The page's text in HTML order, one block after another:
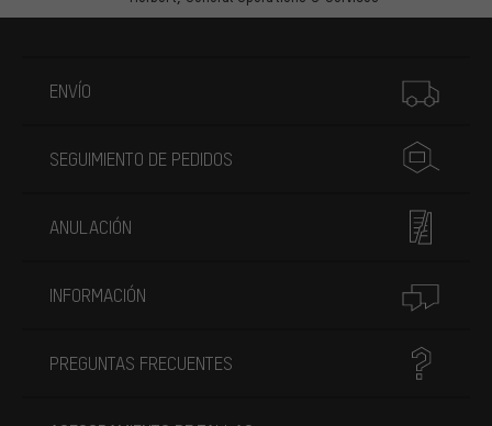
ENVÍO
SEGUIMIENTO DE PEDIDOS
ANULACIÓN
INFORMACIÓN
PREGUNTAS FRECUENTES